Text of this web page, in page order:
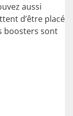
aussi
d’être placé
boosters sont